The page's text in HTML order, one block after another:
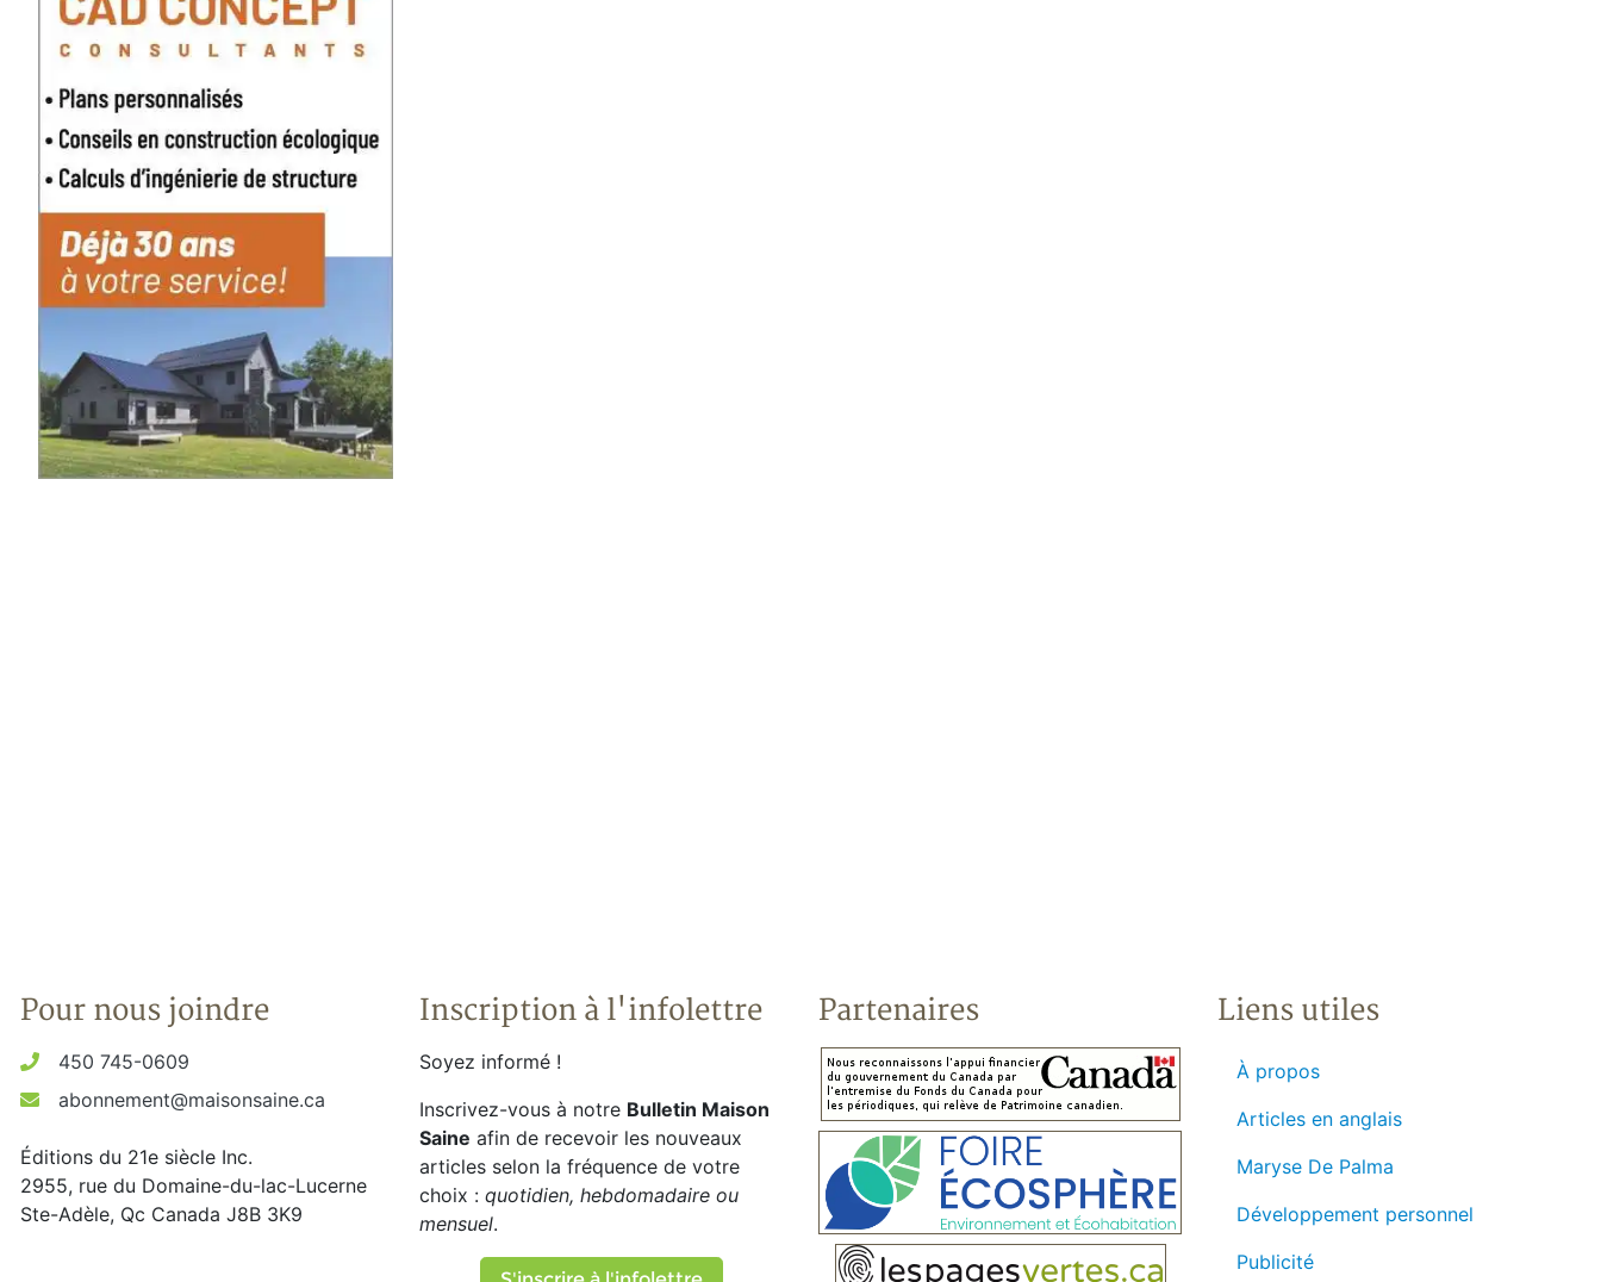
Pour nous joindre
450 745-0609
abonnement@maisonsaine.ca
Éditions du 21e siècle Inc.
2955, rue du Domaine-du-lac-Lucerne
Ste-Adèle, Qc Canada J8B 3K9
Inscription à l'infolettre
Soyez informé !
Inscrivez-vous à notre Bulletin Maison
Saine afin de recevoir les nouveaux
articles selon la fréquence de votre
choix : quotidien, hebdomadaire ou
mensuel.
Partenaires Liens utiles
À propos
Articles en anglais
Maryse De Palma
Développement personnel
Publicité